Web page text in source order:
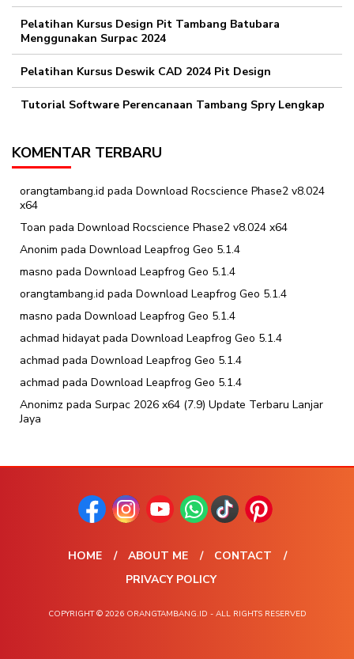
Pelatihan Kursus Design Pit Tambang Batubara
Menggunakan Surpac 2024
Pelatihan Kursus Deswik CAD 2024 Pit Design
Tutorial Software Perencanaan Tambang Spry Lengkap
KOMENTAR TERBARU
orangtambang.id pada Download Rocscience Phase2 v8.024
x64
Toan pada Download Rocscience Phase2 v8.024 x64
Anonim pada Download Leapfrog Geo 5.1.4
masno pada Download Leapfrog Geo 5.1.4
orangtambang.id pada Download Leapfrog Geo 5.1.4
masno pada Download Leapfrog Geo 5.1.4
achmad hidayatpada Download Leapfrog Geo 5.1.4
achmad pada Download Leapfrog Geo 5.1.4
achmad pada Download Leapfrog Geo 5.1.4
Anonimz pada Surpac 2026 x64 (7.9) Update Terbaru Lanjar
Jaya
HOME ABOUT ME
CONTACT
PRIVACY POLICY
COPYRIGHT © 2026 ORANGTAMBANG.ID - ALL RIGHTS RESERVED